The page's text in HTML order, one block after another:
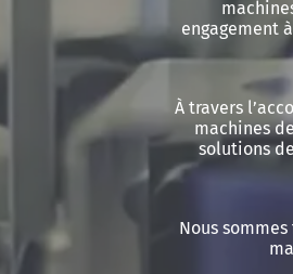
engagement
À travers
machines
solutions de
Nous